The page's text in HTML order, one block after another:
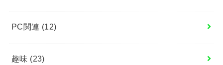
PC関連 (12)
趣味 (23)